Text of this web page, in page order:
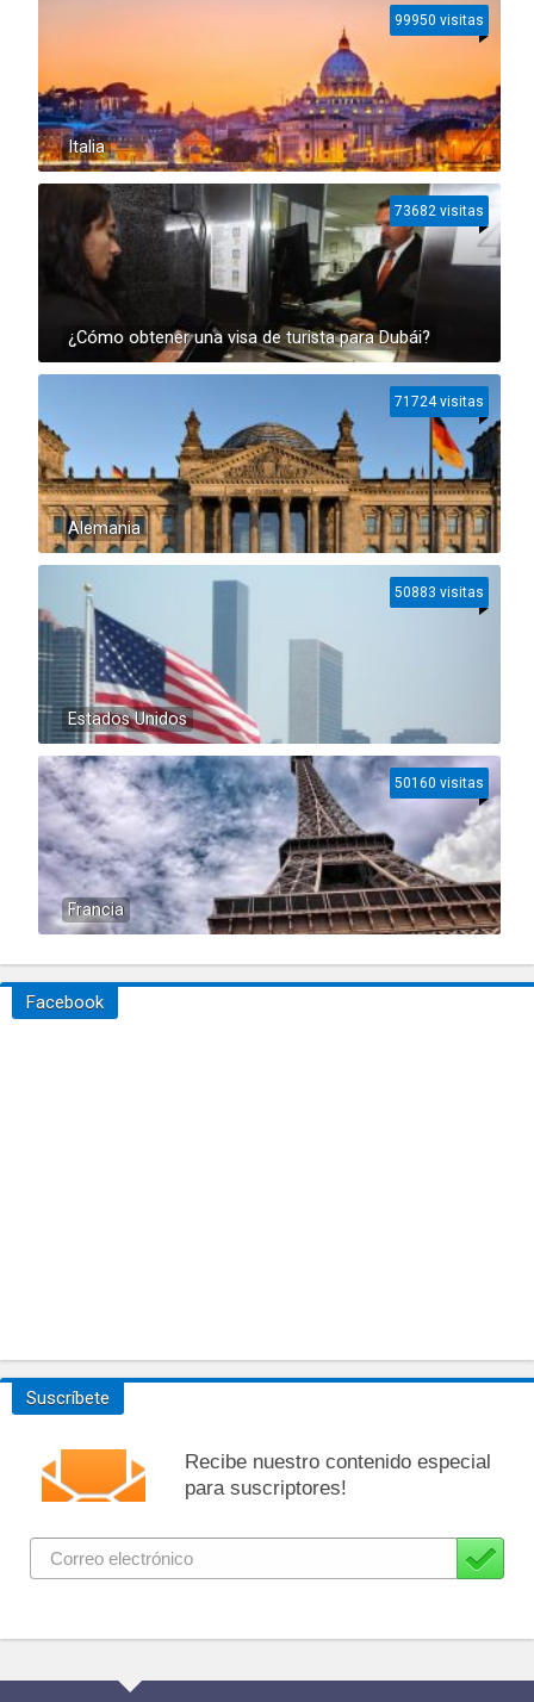
Italia
99950 visitas
¿Cómo obtener una visa de turista para Dubái?
73682 visitas
Alemania
71724 visitas
Estados Unidos
50883 visitas
Francia
50160 visitas
Facebook
Suscríbete
Recibe nuestro contenido especial
para suscriptores!